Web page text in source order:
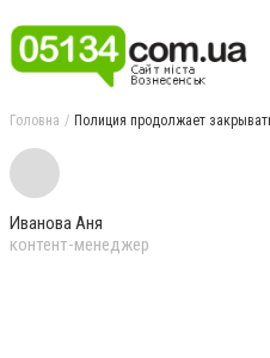
Головна Полиция продолжает
Иванова Аня
контент-менеджер